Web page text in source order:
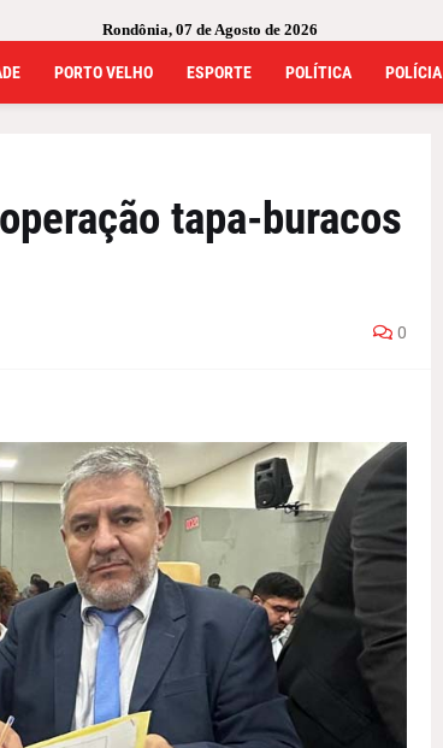
Rondônia, 07 de Agosto de 2026
PORTO VELHO ESPORTE POLÍTICA POLÍCIA
tapa-buracos
0